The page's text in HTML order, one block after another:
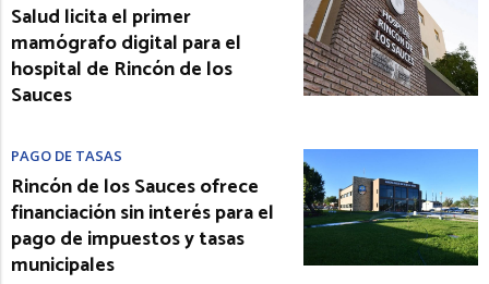
Salud licita el primer
mamógrafo digital para el
hospital de Rincón de los
Sauces
PAGO DE TASAS
Rincón de los Sauces ofrece
financiación sin interés para el
pago de impuestos y tasas
municipales